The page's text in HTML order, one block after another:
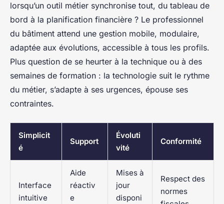
lorsqu’un outil métier synchronise tout, du tableau de
bord à la planification financière ? Le professionnel
du bâtiment attend une gestion mobile, modulaire,
adaptée aux évolutions, accessible à tous les profils.
Plus question de se heurter à la technique ou à des
semaines de formation : la technologie suit le rythme
du métier, s’adapte à ses urgences, épouse ses
contraintes.
Simplicit
é
Support
Évoluti
vité
Conformité
Interface
intuitive
Aide
réactiv
e
Mises à
jour
disponi
Respect des
normes